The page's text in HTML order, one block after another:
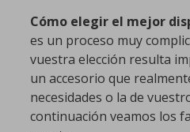
Cómo elegir el mejor
es un proceso muy
vuestra elección resulta
un accesorio que
necesidades o la de
continuación veamos los